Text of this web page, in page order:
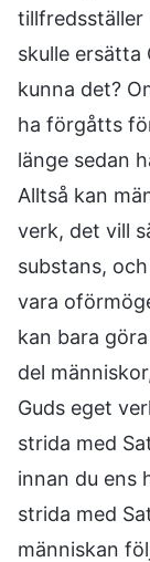
tillfredsställer
skulle ersätta
kunna det?
ha förgåtts
länge sedan
Alltså kan
verk, det vill
substans,
vara
kan bara
del
Guds eget
strida med
innan du ens
strida med
människan